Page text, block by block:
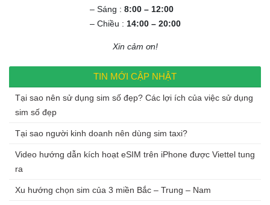
– Sáng : 8:00 – 12:00
– Chiều : 14:00 – 20:00
Xin cảm ơn!
TIN MỚI CẬP NHẬT
Tại sao nên sử dụng sim số đẹp? Các lợi ích của việc sử dụng
sim số đẹp
Tại sao người kinh doanh nên dùng sim taxi?
Video hướng dẫn kích hoạt eSIM trên iPhone được Viettel tung
ra
Xu hướng chọn sim của 3 miền Bắc – Trung – Nam